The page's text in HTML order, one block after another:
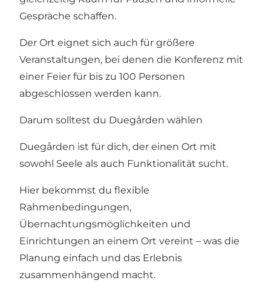
Gespräche schaffen.
Der Ort eignet sich auch für größere
Veranstaltungen, bei denen die Konferenz mit
einer Feier für bis zu 100 Personen
abgeschlossen werden kann.
Darum solltest du Duegården wählen
Duegården ist für dich, der einen Ort mit
sowohl Seele als auch Funktionalität sucht.
Hier bekommst du flexible
Rahmenbedingungen,
Übernachtungsmöglichkeiten und
Einrichtungen an einem Ort vereint – was die
Planung einfach und das Erlebnis
zusammenhängend macht.